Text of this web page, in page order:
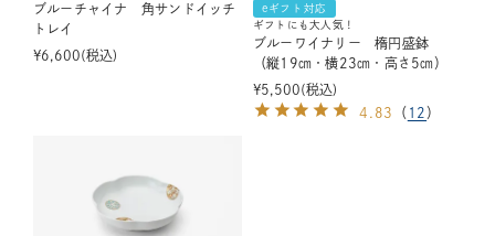
ブルーチャイナ 角サンドイッチ
トレイ
¥6,600 税込
eギフト対応
ギフトにも大人気！
ブルーワイナリー 楕円盛鉢
（縦19㎝・横23㎝・高さ5㎝）
¥5,500 税込
4.83
（ 12 ）